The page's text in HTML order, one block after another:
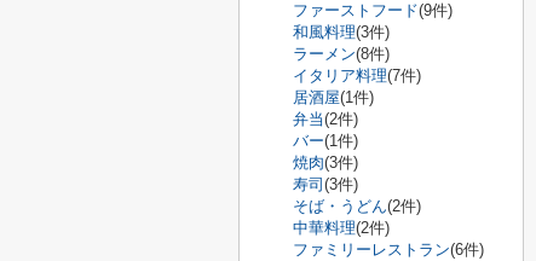
ファーストフード(9件)
和風料理(3件)
ラーメン(8件)
イタリア料理(7件)
居酒屋(1件)
弁当(2件)
バー(1件)
焼肉(3件)
寿司 (3件)
そば・うどん(2件)
中華料理(2件)
ファミリーレストラン(6件)